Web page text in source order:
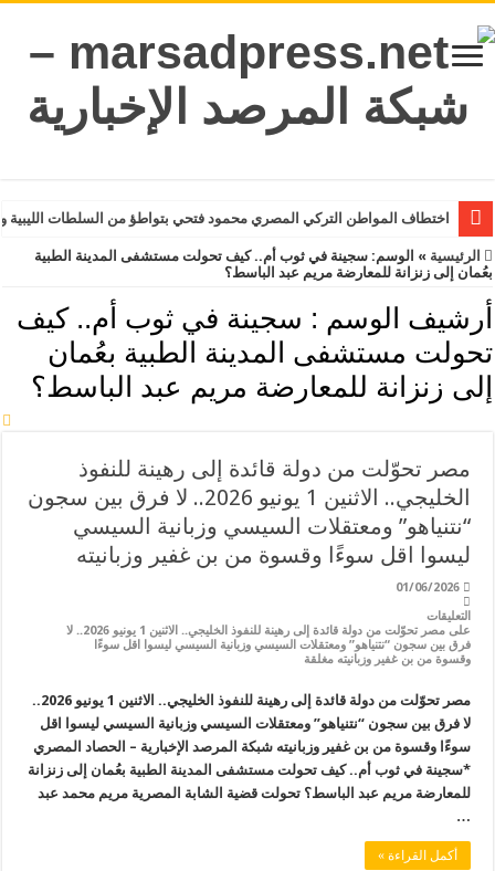
اختطاف المواطن التركي المصري محمود فتحي بتواطؤ من السلطات
الرئيسية » الوسم: سجينة في ثوب أم.. كيف تحولت مستشفى المدينة الطبية
بعُمان إلى زنزانة للمعارضة مريم عبد الباسط؟
أرشيف الوسم : سجينة في ثوب أم.. كيف
تحولت مستشفى المدينة الطبية بعُمان
إلى زنزانة للمعارضة مريم عبد الباسط؟
مصر تحوّلت من دولة قائدة إلى رهينة للنفوذ
الخليجي.. الاثنين 1 يونيو 2026.. لا فرق بين سجون
“نتنياهو” ومعتقلات السيسي وزبانية السيسي
ليسوا اقل سوءًا وقسوة من بن غفير وزبانيته
01/06/2026
التعليقات
على مصر تحوّلت من دولة قائدة إلى رهينة للنفوذ الخليجي.. الاثنين 1 يونيو 2026.. لا
فرق بين سجون “نتنياهو” ومعتقلات السيسي وزبانية السيسي ليسوا اقل سوءًا
وقسوة من بن غفير وزبانيته مغلقة
مصر تحوّلت من دولة قائدة إلى رهينة للنفوذ الخليجي.. الاثنين 1 يونيو 2026..
لا فرق بين سجون “نتنياهو” ومعتقلات السيسي وزبانية السيسي ليسوا اقل
سوءًا وقسوة من بن غفير وزبانيته شبكة المرصد الإخبارية – الحصاد المصري
*سجينة في ثوب أم.. كيف تحولت مستشفى المدينة الطبية بعُمان إلى زنزانة
للمعارضة مريم عبد الباسط؟ تحولت قضية الشابة المصرية مريم محمد عبد
…
أكمل القراءة »